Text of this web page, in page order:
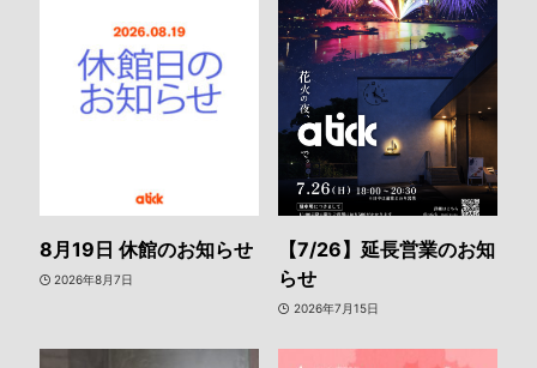
8月19日 休館のお知らせ
2026年8月7日
【7/26】延長営業のお知
らせ
2026年7月15日